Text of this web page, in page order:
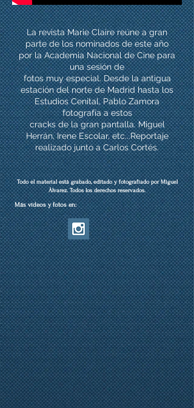
La revista Marie Claire reúne a gran
parte de los nominados de este año
por la Academia Nacional de Cine para
una sesión de
fotos muy especial. Desde la antigua
estación del norte de Madrid hasta los
Estudios Cenital, Pablo Zamora
fotografía a estos
cracks de la gran pantalla. Miguel
Herrán, Irene Escolar, etc...Reportaje
realizado junto a Carlos Cortés.
Todo el material está grabado, editado y fotografiado por Miguel
Álvarez.Todos los derechos reservados.
Más vídeos y fotos en: